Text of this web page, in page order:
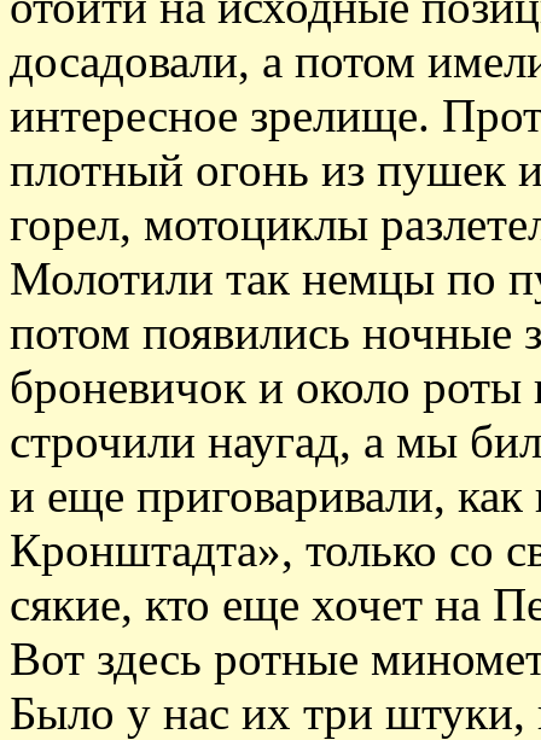
досадовали, а потом
интересное зрелище.
плотный огонь из пушек
горел, мотоциклы
Молотили так немцы по
потом появились ночные
броневичок и около
строчили наугад, а мы
и еще приговаривали,
Кронштадта», только со
сякие, кто еще хочет на
Вот здесь ротные
Было у нас их три штуки,